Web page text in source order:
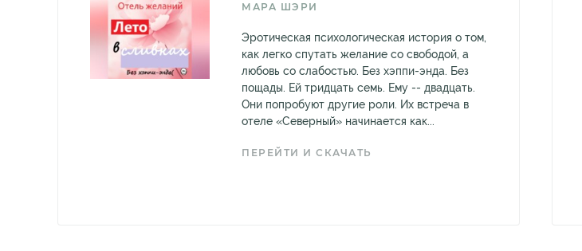
МАРА ШЭРИ
Эротическая психологическая история о том,
как легко спутать желание со свободой, а
любовь со слабостью. Без хэппи-энда. Без
пощады. Ей тридцать семь. Ему -- двадцать.
Они попробуют другие роли. Их встреча в
отеле «Северный» начинается как...
ПЕРЕЙТИ И СКАЧАТЬ